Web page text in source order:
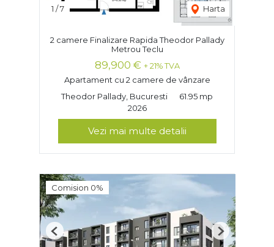
1 /7 Harta
2 camere Finalizare Rapida Theodor Pallady
Metrou Teclu
89,900 € + 21% TVA
Apartament cu 2 camere de vânzare
Theodor Pallady, Bucuresti
61.95 mp
2026
Vezi mai multe detalii
Comision 0%
Previous Next